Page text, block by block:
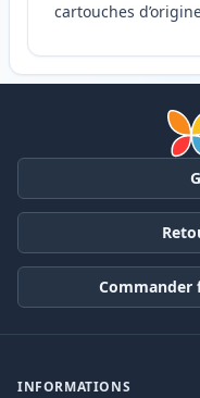
cartouches
Commander
INFORMATIONS